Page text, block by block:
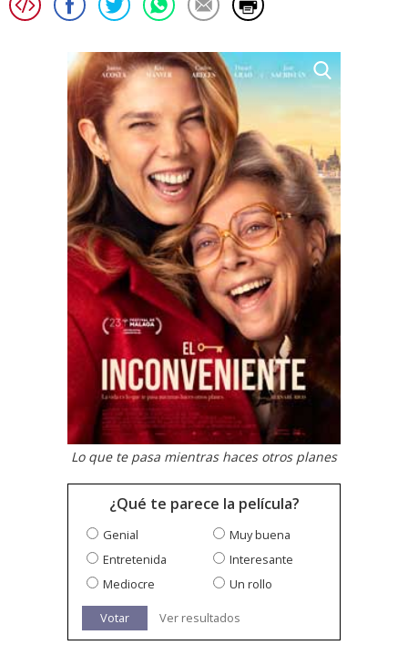
Lo que te pasa mientras haces otros planes
¿Qué te parece la película?
Genial
Muy buena
Entretenida
Interesante
Mediocre
Un rollo
Votar Ver resultados